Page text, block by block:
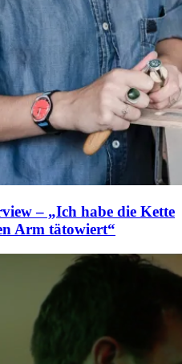
– „Ich habe die Kette
Arm tätowiert“